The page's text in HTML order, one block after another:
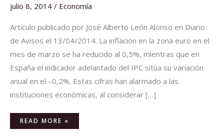
julio 8, 2014 / Economía
Artículo publicado por José Alberto León Alonso en Diario
de Avisos el 13/04/2014. La inflación en la zona euro en el
mes de marzo se ha reducido al 0,5%, mientras que en
España el indicador adelantado del IPC sitúa su variación
anual en el –0,2%. Estas cifras han alarmado a las
instituciones económicas, al considerar […]
READ MORE »